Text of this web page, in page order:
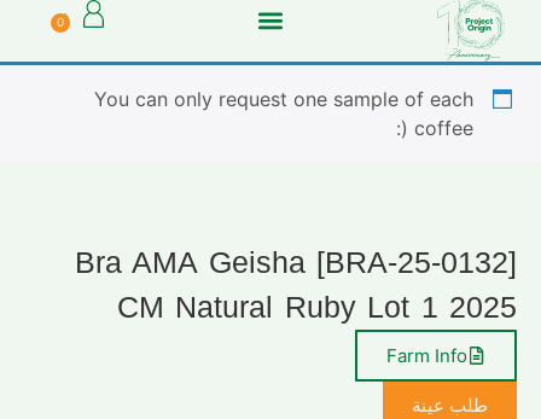
0
You can only request one sample of each
coffee (:
[BRA-25-0132] Bra AMA Geisha
CM Natural Ruby Lot 1 2025
Farm Info
طلب عينة